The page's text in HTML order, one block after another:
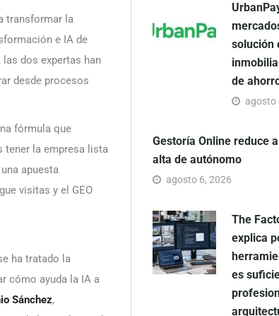
transformar la
e IA de
dos expertas han
desde procesos
fórmula que
tener la empresa lista
apuesta
visitas y el GEO
ha tratado la
cómo ayuda la IA a
Sánchez,
solución
de
agosto
Gestoría Online reduce
alta de autónomo
agosto 6, 2026
The
explica
es